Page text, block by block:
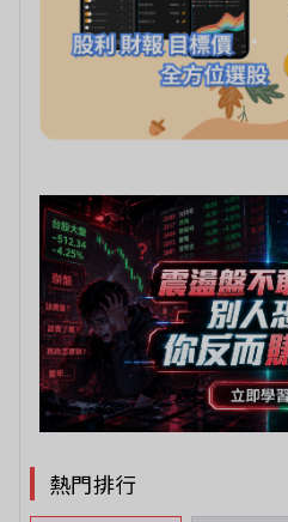
熱門排行